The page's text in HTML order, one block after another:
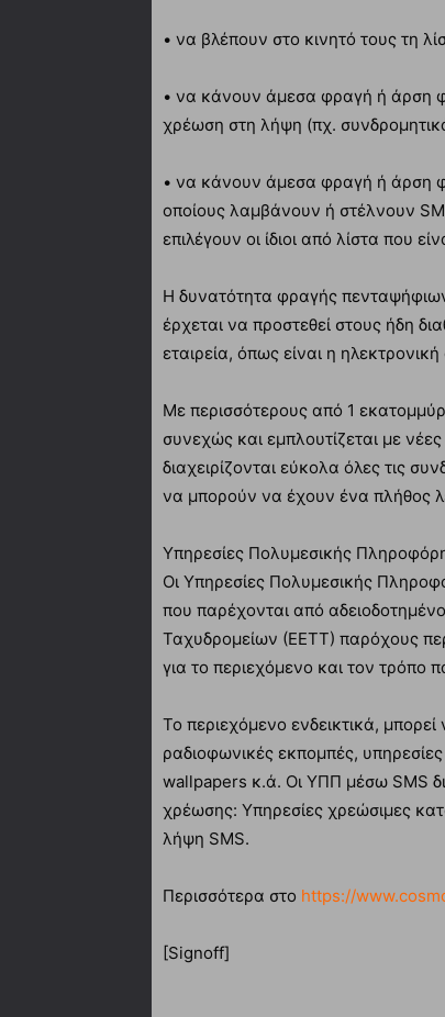
• να βλέπουν στο κινητό τους τη
• να κάνουν άμεσα φραγή ή άρση
χρέωση στη λήψη (πχ.
• να κάνουν άμεσα φραγή ή άρση
οποίους λαμβάνουν ή στέλνουν
επιλέγουν οι ίδιοι από λίστα που
Η δυνατότητα φραγής
έρχεται να προστεθεί στους ήδη
εταιρεία, όπως είναι η
Με περισσότερους από 1
συνεχώς και εμπλουτίζεται με
διαχειρίζονται εύκολα όλες τις
να μπορούν να έχουν ένα πλήθος
Υπηρεσίες Πολυμεσικής
Οι Υπηρεσίες Πολυμεσικής
που παρέχονται από
Ταχυδρομείων (ΕΕΤΤ) παρόχους
για το περιεχόμενο και τον τρόπο
Το περιεχόμενο ενδεικτικά,
ραδιοφωνικές εκπομπές,
wallpapers κ.ά. Οι ΥΠΠ μέσω SMS
χρέωσης: Υπηρεσίες χρεώσιμες
λήψη SMS.
Περισσότερα στο https://
[Signoff]